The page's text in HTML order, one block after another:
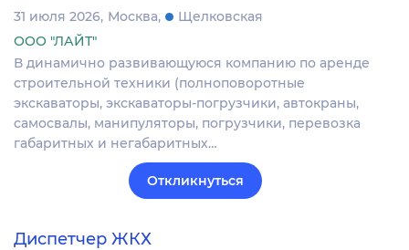
31 июля 2026 Москва
Щелковская
ООО "ЛАЙТ"
В динамично развивающуюся компанию по аренде
строительной техники (полноповоротные
экскаваторы, экскаваторы-погрузчики, автокраны,
самосвалы, манипуляторы, погрузчики, перевозка
габаритных и негабаритных…
Откликнуться
Диспетчер ЖКХ